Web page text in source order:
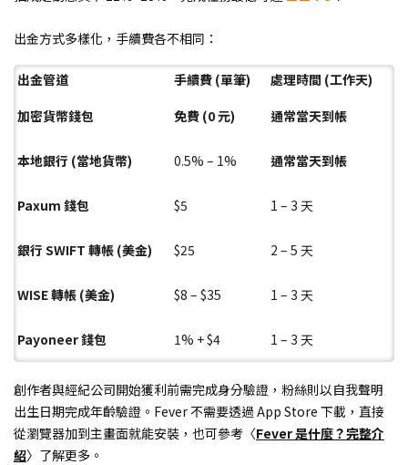
出金方式多樣化，手續費各不相同：
出金管道 手續費 (單筆)
處理時間 (工作天)
加密貨幣錢包
免費 (0 元) 通常當天到帳
本地銀行 (當地貨幣) 0.5% – 1% 通常當天到帳
Paxum 錢包 $5 1 – 3 天
銀行 SWIFT 轉帳 (美金) $25 2 – 5 天
WISE 轉帳 (美金) $8 – $35 1 – 3 天
Payoneer 錢包 1% + $4 1 – 3 天
創作者與經紀公司開始獲利前需完成身分驗證，粉絲則以自我聲明
出生日期完成年齡驗證。Fever 不需要透過 App Store 下載，直接
從瀏覽器加到主畫面就能安裝，也可參考〈Fever 是什麼？完整介
紹〉了解更多。